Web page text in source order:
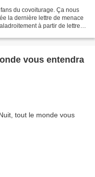
du covoiturage. Ça nous
la dernière lettre de menace
à partir de lettres
vous entendra